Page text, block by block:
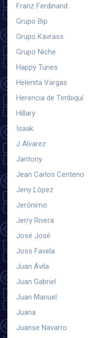
Franz Ferdinand
Grupo Bip
Grupo Kavrass
Grupo Niche
Happy Tunes
Helenita Vargas
Herencia de Timbiquí
Hillary
Isaak
J Alvarez
Jantony
Jean Carlos Centeno
Jeny López
Jerónimo
Jerry Rivera
José José
Joss Favela
Juan Ávila
Juan Gabriel
Juan Manuel
Juana
Juanse Navarro